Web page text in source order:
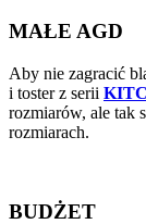
MAŁE AGD
Aby nie zagracić
i toster z serii
rozmiarów, ale tak
rozmiarach.
BUDŻET